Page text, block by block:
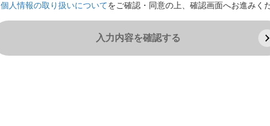
個人情報の取り扱いについてをご確認・同意の上、確認画面へお進みく
入力内容を確認する